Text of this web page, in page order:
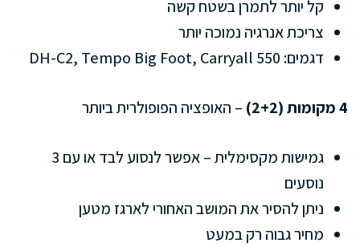
קל יותר לתמרן בשטח קשה
צריכת אנרגיה נמוכה יותר
דגמים: DH-C2, Tempo Big Foot, Carryall 550
4 מקומות (2+2) – האופציה הפופולרית ביותר
גמישות מקסימלית – אפשר לנסוע לבד או עם 3
נוסעים
ניתן להסיר את המושב האחורי לארגז מטען
מחיר גבוה רק במעט